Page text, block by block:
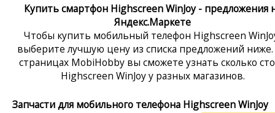
Купить смартфон Highscreen WinJoy - предложения
Яндекс.Маркете
Чтобы купить мобильный телефон Highscreen
выберите лучшую цену из списка предложений
страницах MobiHobby вы сможете узнать сколько
Highscreen WinJoy у разных магазинов.
Запчасти для мобильного телефона Highscreen WinJoy